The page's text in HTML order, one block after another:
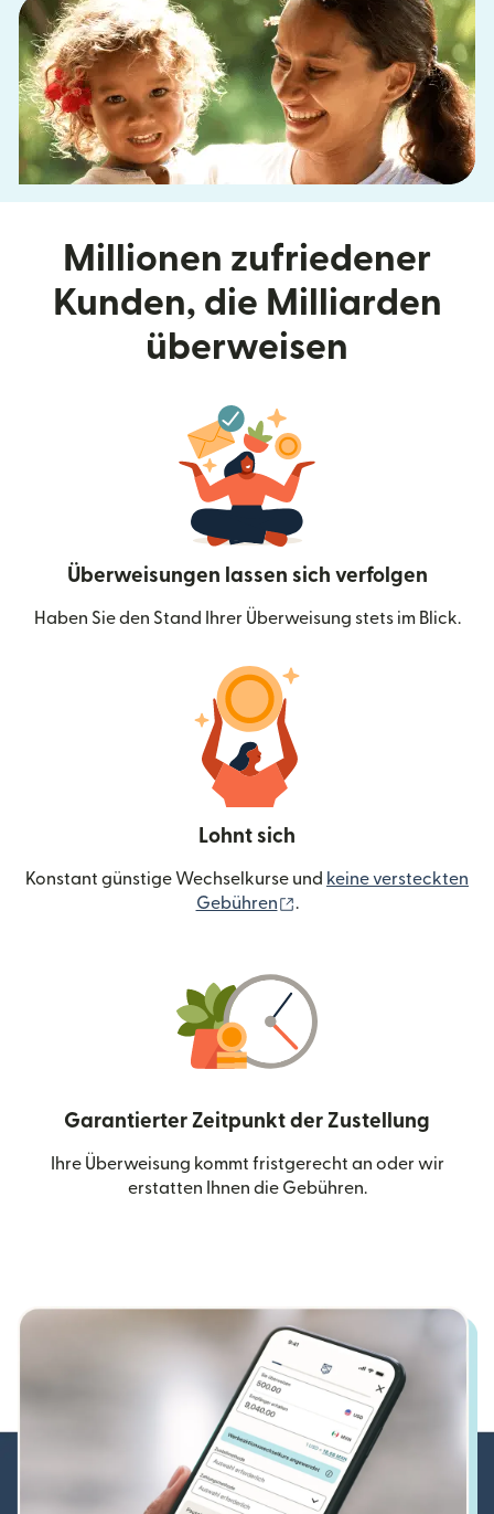
Millionen zufriedener
Kunden, die Milliarden
überweisen
Überweisungen lassen sich verfolgen
Haben Sie den Stand Ihrer Überweisung stets im Blick.
Lohnt sich
Konstant günstige Wechselkurse und keine versteckten
Gebühren
.
Garantierter Zeitpunkt der Zustellung
Ihre Überweisung kommt fristgerecht an oder wir
erstatten Ihnen die Gebühren.